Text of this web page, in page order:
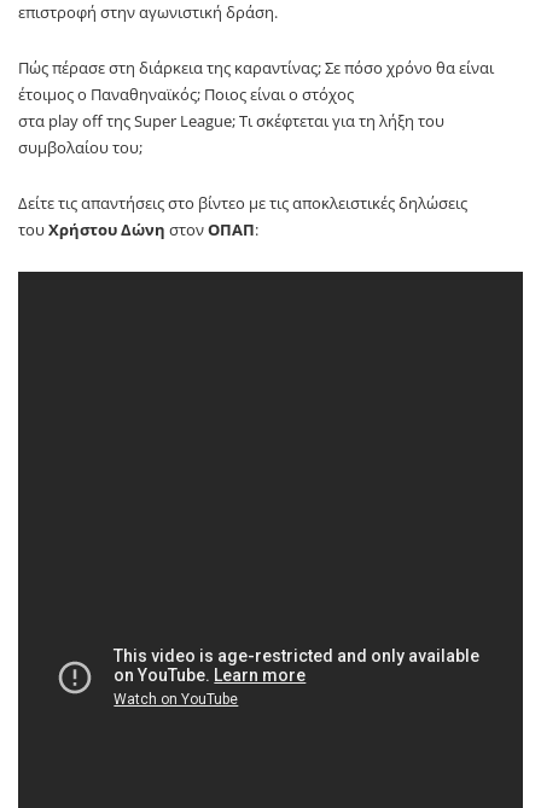
επιστροφή στην αγωνιστική δράση.
Πώς πέρασε στη διάρκεια της καραντίνας; Σε πόσο χρόνο θα είναι
έτοιμος ο Παναθηναϊκός; Ποιος είναι ο στόχος
στα playoffτηςSuper League; Τι σκέφτεται για τη λήξη του
συμβολαίου του;
Δείτε τις απαντήσεις στο βίντεο με τις αποκλειστικές δηλώσεις
τουΧρήστου Δώνη στονΟΠΑΠ: